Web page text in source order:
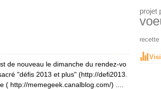
de nouveau le dimanche du rendez-vo
"défis 2013 et plus" (http://defi2013.
http://memegeek.canalblog.com/) ....
projet
recette